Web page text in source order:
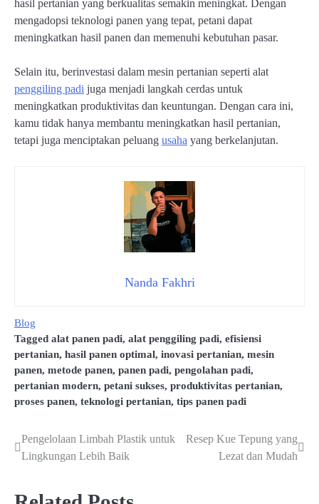
hasil pertanian yang berkualitas semakin meningkat. Dengan
mengadopsi teknologi panen yang tepat, petani dapat
meningkatkan hasil panen dan memenuhi kebutuhan pasar.
Selain itu, berinvestasi dalam mesin pertanian seperti alat
penggiling padi juga menjadi langkah cerdas untuk
meningkatkan produktivitas dan keuntungan. Dengan cara ini,
kamu tidak hanya membantu meningkatkan hasil pertanian,
tetapi juga menciptakan peluang usaha yang berkelanjutan.
Nanda Fakhri
Blog
Tagged alat panen padi, alat penggiling padi, efisiensi
pertanian, hasil panen optimal, inovasi pertanian, mesin
panen, metode panen, panen padi, pengolahan padi,
pertanian modern, petani sukses, produktivitas pertanian,
proses panen, teknologi pertanian, tips panen padi
Navigasi
Pengelolaan Limbah Plastik untuk
Lingkungan Lebih Baik
Resep Kue Tepung yang
Lezat dan Mudah